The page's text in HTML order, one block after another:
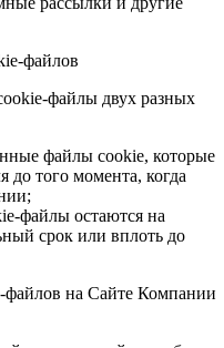
файлов
файлы двух разных
файлы cookie, которые
до того момента, когда
файлы остаются на
срок или вплоть до
файлов на Сайте Компании